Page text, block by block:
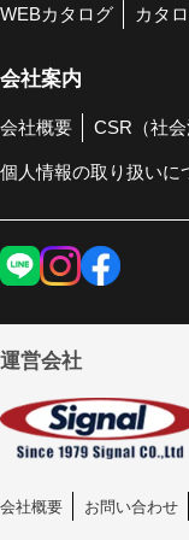
WEBカタログ カタ
会社案内
会社概要 CSR（社会
個人情報の取り扱いに
運営会社
会社概要 お問い合わせ